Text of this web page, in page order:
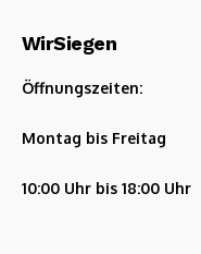
WirSiegen
Öffnungszeiten:
Montag bis Freitag
10:00 Uhr bis 18:00 Uhr